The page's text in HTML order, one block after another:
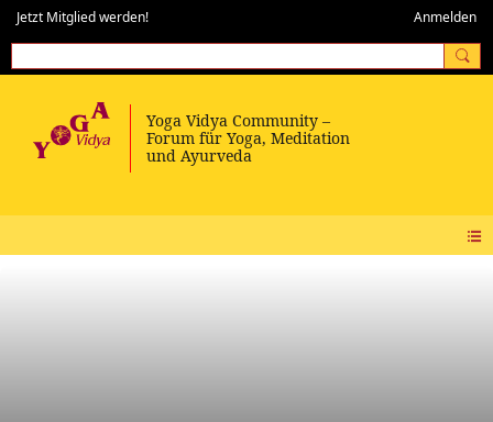
Jetzt Mitglied werden! Anmelden